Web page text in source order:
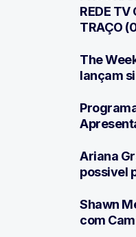
REDE TV
TRAÇO
The
lançam
Ariana
possivel
Shawn
com